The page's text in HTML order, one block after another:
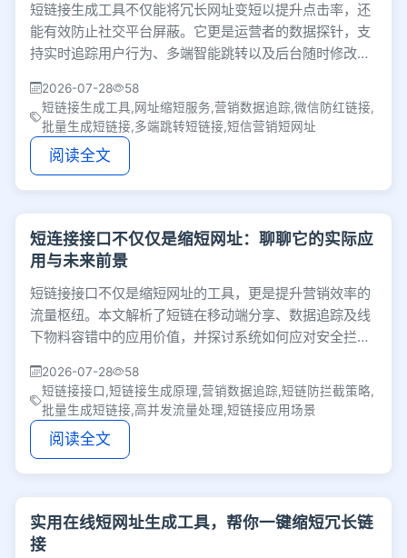
短链接生成工具不仅能将冗长网址变短以提升点击率，还
能有效防止社交平台屏蔽。它更是运营者的数据探针，支
持实时追踪用户行为、多端智能跳转以及后台随时修改目
2026-07-28
58
短链接生成工具,网址缩短服务,营销数据追踪,微信防红链接,
批量生成短链接,多端跳转短链接,短信营销短网址
阅读全文
短连接接口不仅仅是缩短网址：聊聊它的实际应
用与未来前景
短链接接口不仅是缩短网址的工具，更是提升营销效率的
流量枢纽。本文解析了短链在移动端分享、数据追踪及线
下物料容错中的应用价值，并探讨系统如何应对安全拦截
2026-07-28
58
短链接接口,短链接生成原理,营销数据追踪,短链防拦截策略,
批量生成短链接,高并发流量处理,短链接应用场景
阅读全文
实用在线短网址生成工具，帮你一键缩短冗长链
接